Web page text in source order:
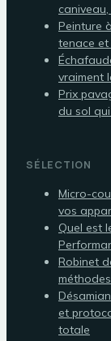
Peinture
tenace et
vraiment
Prix
du sol
SÉLECTION
Micro-
vos
Quel est
Robinet
et
totale